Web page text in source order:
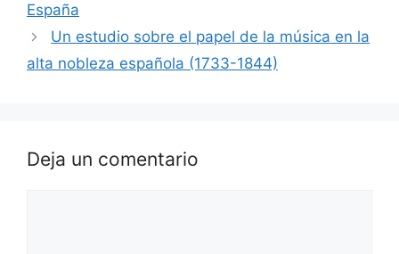
España
Un estudio sobre el papel de la música en la
alta nobleza española (1733-1844)
Deja un comentario